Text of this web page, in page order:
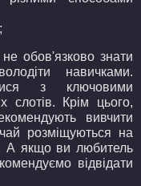
обов'язково знати
навичками.
з ключовими
слотів. Крім цього,
вивчити
розміщуються на
А якщо ви любитель
відвідати